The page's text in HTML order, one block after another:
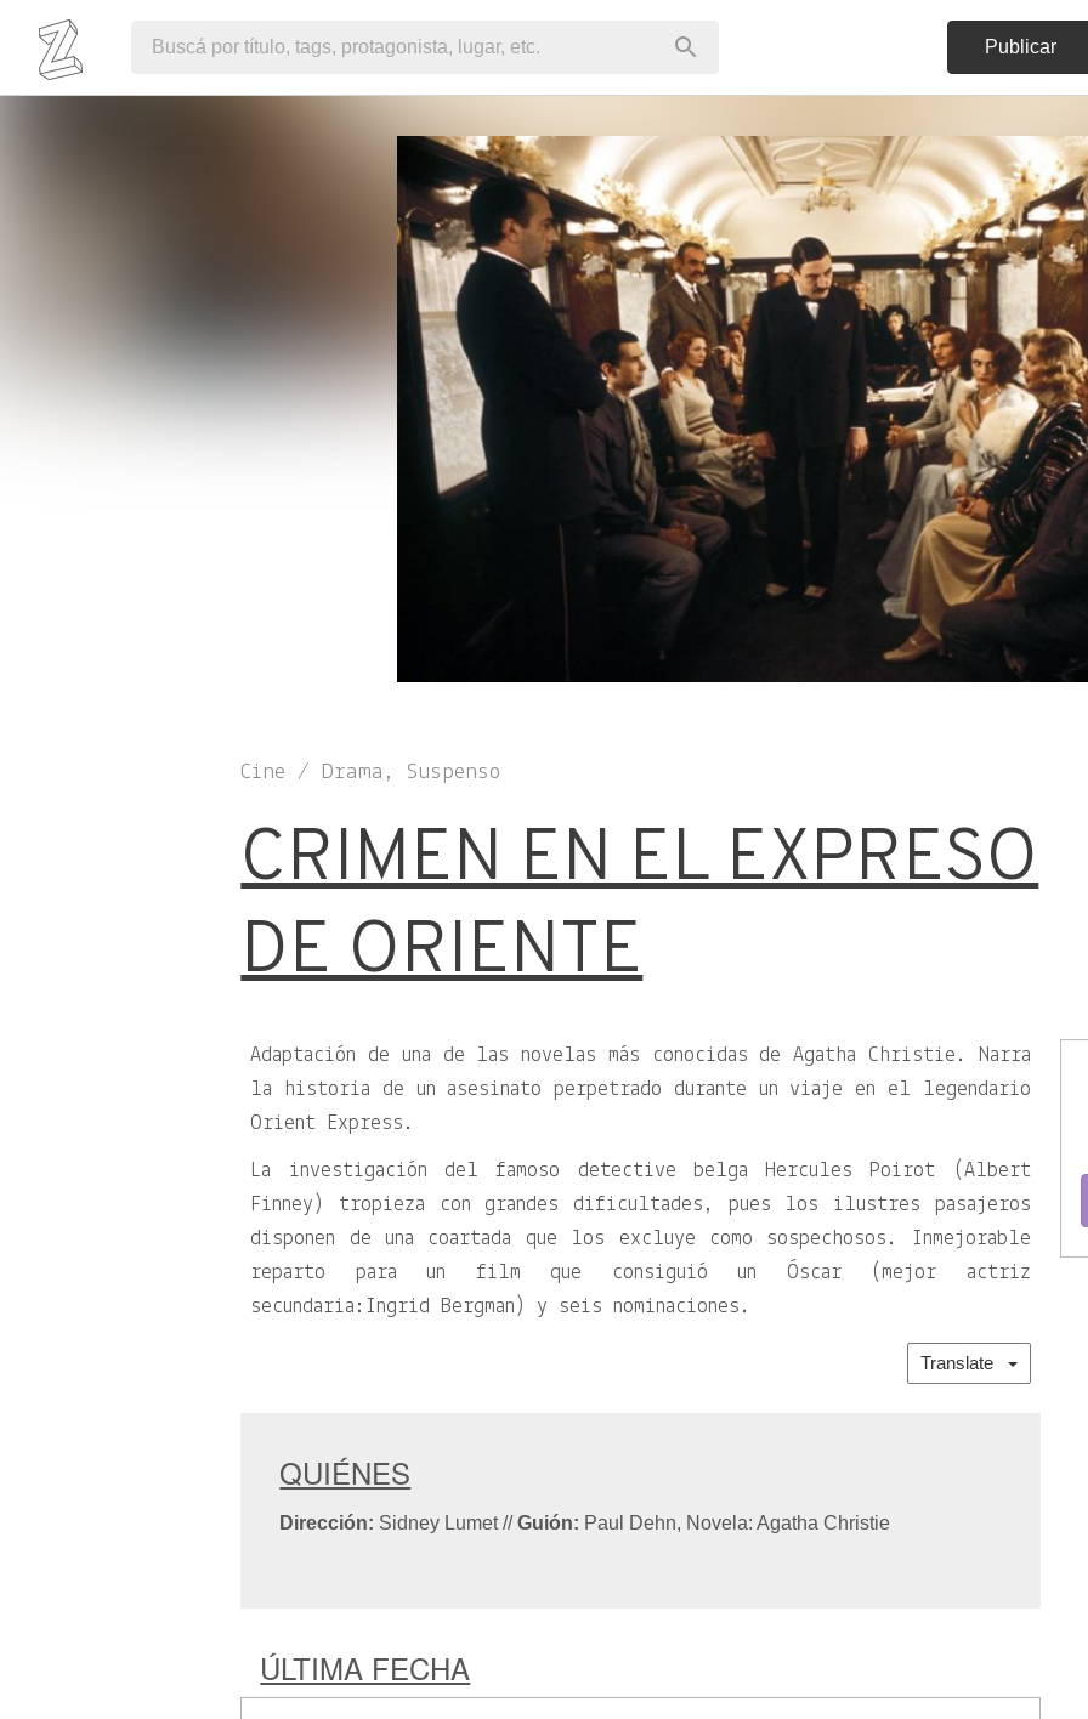
Publicar
Cine / Drama, Suspenso
CRIMEN EN EL EXPRESO
DE ORIENTE
Adaptación de una de las novelas más conocidas de Agatha Christie. Narra
la historia de un asesinato perpetrado durante un viaje en el legendario
Orient Express.
La investigación del famoso detective belga Hercules Poirot (Albert
Finney) tropieza con grandes dificultades, pues los ilustres pasajeros
disponen de una coartada que los excluye como sospechosos. Inmejorable
reparto para un film que consiguió un Óscar (mejor actriz
secundaria:Ingrid Bergman) y seis nominaciones.
Translate
QUIÉNES
Dirección: Sidney Lumet// Guión: Paul Dehn, Novela: Agatha Christie
ÚLTIMA FECHA